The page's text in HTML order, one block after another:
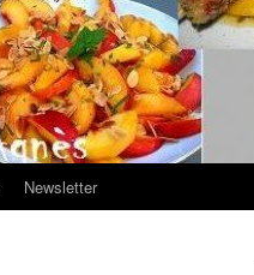
Newsletter